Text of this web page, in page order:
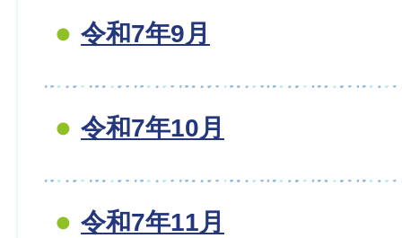
令和7年9月
令和7年10月
令和7年11月